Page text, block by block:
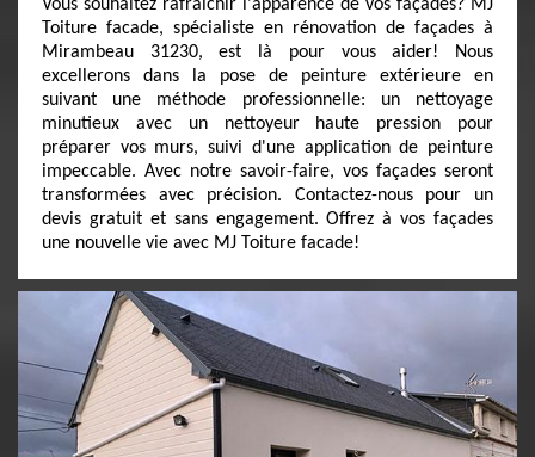
Vous souhaitez rafraîchir l'apparence de vos façades? MJ
Toiture facade, spécialiste en rénovation de façades à
Mirambeau 31230, est là pour vous aider! Nous
excellerons dans la pose de peinture extérieure en
suivant une méthode professionnelle: un nettoyage
minutieux avec un nettoyeur haute pression pour
préparer vos murs, suivi d'une application de peinture
impeccable. Avec notre savoir-faire, vos façades seront
transformées avec précision. Contactez-nous pour un
devis gratuit et sans engagement. Offrez à vos façades
une nouvelle vie avec MJ Toiture facade!